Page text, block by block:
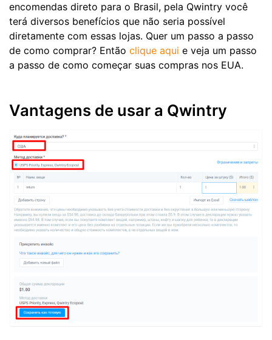
encomendas direto para o Brasil, pela Qwintry você
terá diversos benefícios que não seria possível
diretamente com essas lojas. Quer um passo a passo
de como comprar? Então clique aqui e veja um passo
a passo de como começar suas compras nos EUA.
Vantagens de usar a Qwintry